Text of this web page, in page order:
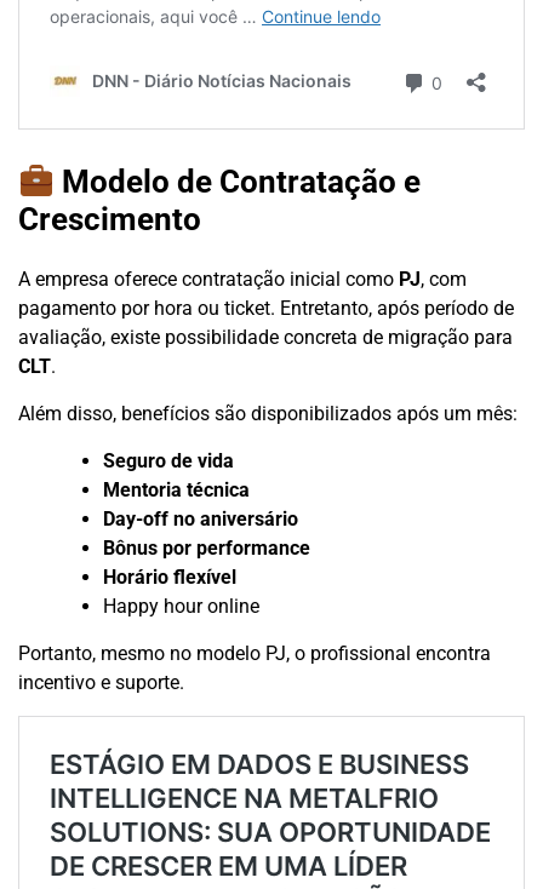
Modelo de Contratação e
Crescimento
A empresa oferece contratação inicial como PJ, com
pagamento por hora ou ticket. Entretanto, após período de
avaliação, existe possibilidade concreta de migração para
CLT.
Além disso, benefícios são disponibilizados após um mês:
Seguro de vida
Mentoria técnica
Day-off no aniversário
Bônus por performance
Horário flexível
Happy hour online
Portanto, mesmo no modelo PJ, o profissional encontra
incentivo e suporte.